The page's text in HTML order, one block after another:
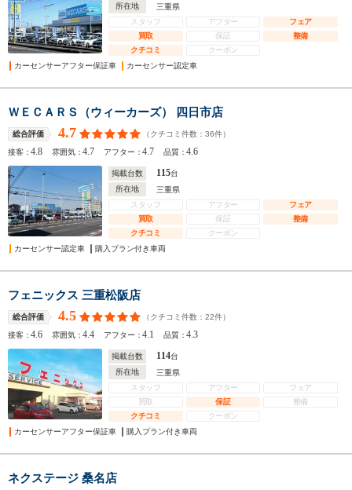
所在地
三重県
スタッフ
アフター
フェア
買取
保証
整備
クチコミ
クーポン
カーセンサーアフター保証車
カーセンサー認定車
ＷＥＣＡＲＳ（ウィーカーズ） 四日市店
総合評価 4.7 （クチコミ件数： 36件）
接客：4.8 雰囲気：4.7 アフター：4.7 品質：4.6
掲載台数 115台
所在地
三重県
スタッフ
アフター
フェア
買取
保証
整備
クチコミ
クーポン
カーセンサー認定車
購入プラン付き車両
フェニックス 三重松阪店
総合評価 4.5 （クチコミ件数： 22件）
接客：4.6 雰囲気：4.4 アフター：4.1 品質：4.3
掲載台数 114台
所在地
三重県
スタッフ
アフター
フェア
買取
保証
整備
クチコミ
クーポン
カーセンサーアフター保証車
購入プラン付き車両
ネクステージ 桑名店